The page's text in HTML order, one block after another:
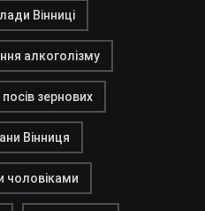
Вінниці
алкоголізму
посів зернових
Вінниця
чоловіками